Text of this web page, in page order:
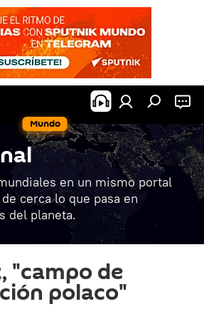
Mundo
en un mismo portal
cerca lo que pasa en
del planeta.
"campo de
polaco"